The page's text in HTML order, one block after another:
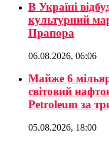
В Україні
культурний
Прапора
06.08.2026, 06:06
Майже 6
світовий
Petroleum за
05.08.2026, 18:00